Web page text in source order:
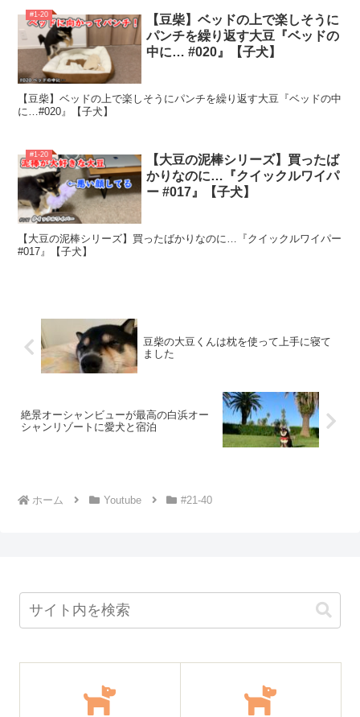
#1-20
【豆柴】ベッドの上で楽しそうに
パンチを繰り返す大豆『ベッドの
中に… #020』【子犬】
【豆柴】ベッドの上で楽しそうにパンチを繰り返す大豆『ベッドの中
に…#020』【子犬】
#1-20
【大豆の泥棒シリーズ】買ったば
かりなのに…『クイックルワイパ
ー #017』【子犬】
【大豆の泥棒シリーズ】買ったばかりなのに…『クイックルワイパー
#017』【子犬】
豆柴の大豆くんは枕を使って上手に寝て
ました
絶景オーシャンビューが最高の白浜オー
シャンリゾートに愛犬と宿泊
ホーム Youtube #21-40